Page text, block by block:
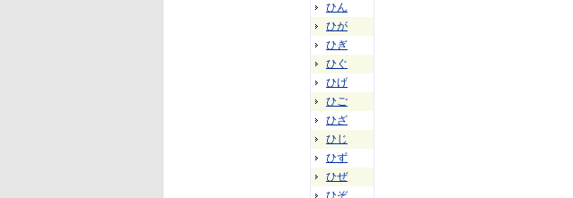
ひん
ひが
ひぎ
ひぐ
ひげ
ひご
ひざ
ひじ
ひず
ひぜ
ひぞ